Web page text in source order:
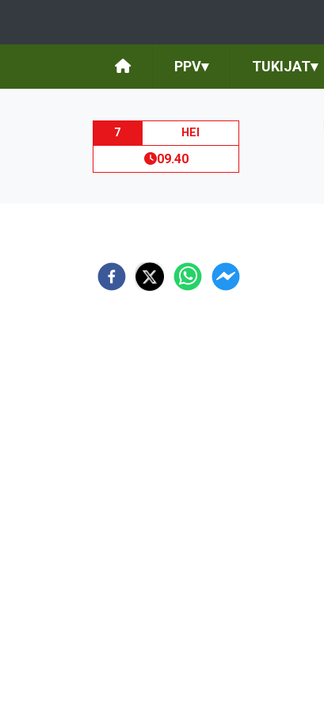
PPV▾ TUKIJAT▾
7 HEI
09.40